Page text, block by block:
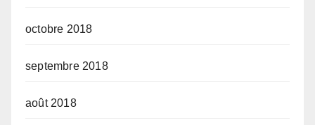
octobre 2018
septembre 2018
août 2018